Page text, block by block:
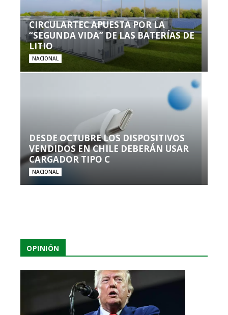
CIRCULARTEC APUESTA POR LA
“SEGUNDA VIDA” DE LAS BATERÍAS DE
LITIO
NACIONAL
DESDE OCTUBRE LOS DISPOSITIVOS
VENDIDOS EN CHILE DEBERÁN USAR
CARGADOR TIPO C
NACIONAL
OPINIÓN